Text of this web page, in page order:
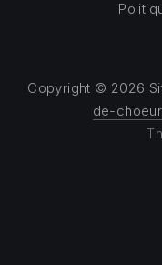
Copyright © 2026
de-